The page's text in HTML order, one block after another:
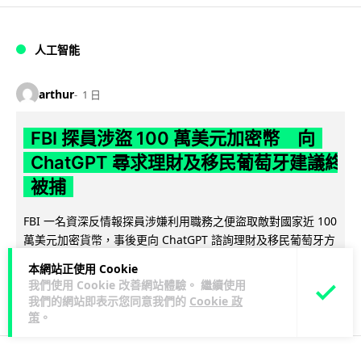
本網站正使用 Cookie
我們使用 Cookie 改善網站體驗。 繼續使用
我們的網站即表示您同意我們的 Cookie 政
策 。
人工智能
arthur 1 日
FBI 探員涉盜 100 萬美元加密幣 向
ChatGPT 尋求理財及移民葡萄牙建議終
被捕
FBI 一名資深反情報探員涉嫌利用職務之便盜取敵對國家近 100
萬美元加密貨幣，事後更向 ChatGPT 諮詢理財及移民葡萄牙方
案，最終因...
23 1↗ 分享